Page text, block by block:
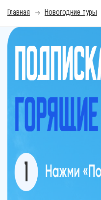
Главная Новогодние туры